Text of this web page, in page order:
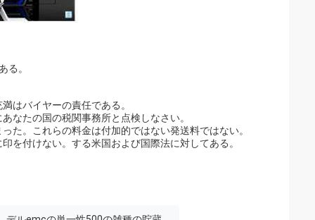
る。
はバイヤーの責任である。
なたの国の税関事務所と点検しなさい。
た。これらの料金は付加的ではない発送料ではない。
を付けない。する米国および国際法に対してある。